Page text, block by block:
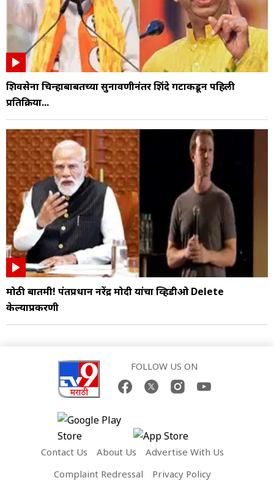
शिवसेना चिन्हाबाबतच्या सुनावणीनंतर शिंदे गटाकडून पहिली
प्रतिक्रिया...
मोठी बातमी! पंतप्रधान नरेंद्र मोदी यांचा व्हिडीओ Delete
केल्याप्रकरणी
FOLLOW US ON
Contact Us About Us
Advertise With Us
Complaint Redressal
Privacy Policy